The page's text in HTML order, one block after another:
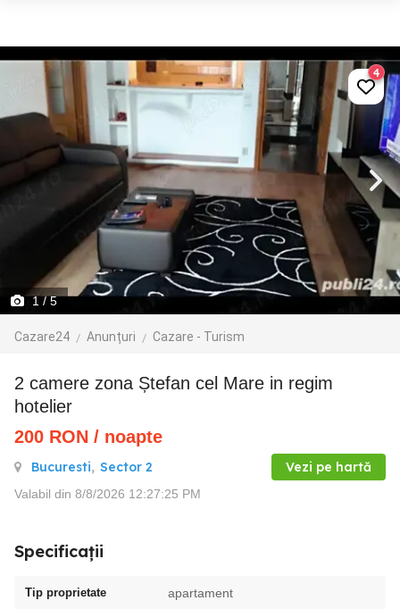
1/ 5
Cazare24 Anunțuri Cazare - Turism
4
2 camere zona Ștefan cel Mare in regim
hotelier
200 RON / noapte
Bucuresti, Sector 2 Vezi pe hartă
Valabil din 8/8/2026 12:27:25 PM
Specificații
Tip proprietate apartament